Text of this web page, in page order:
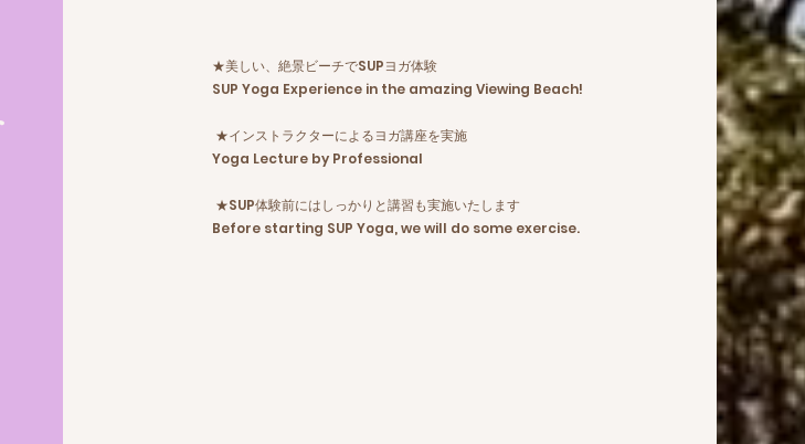
★美しい、絶景ビーチでSUPヨガ体験
SUP Yoga Experience in the amazing Viewing Beach!
★インストラクターによるヨガ講座を実施
Yoga Lecture by Professional
★SUP体験前にはしっかりと講習も実施いたします
Before starting SUP Yoga, we will do some exercise.